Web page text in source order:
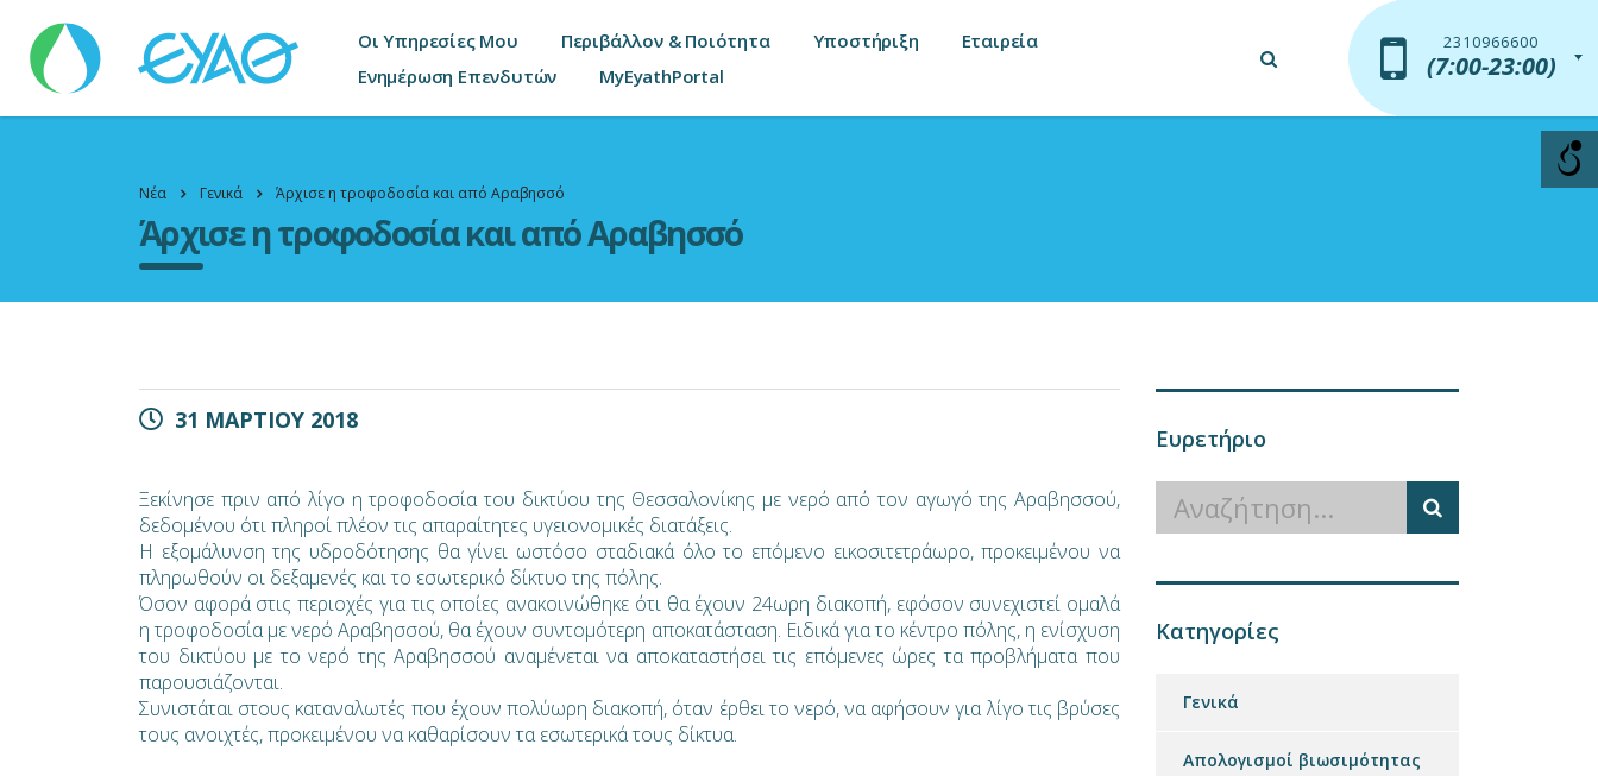
Οι Υπηρεσίες Μου Περιβάλλον & Ποιότητα Υποστήριξη
Εταιρεία
Ενημέρωση Επενδυτών
MyEyathPortal
2310966600
(7:00-23:00)
2310966600
(7:00-23:00)
Νέα Γενικά Άρχισε η τροφοδοσία και από Αραβησσό
Άρχισε η τροφοδοσία και από Αραβησσό
31 ΜΑΡΤΙΟΥ 2018
Ξεκίνησε πριν από λίγο η τροφοδοσία του δικτύου της Θεσσαλονίκης με νερό από τον αγωγό της Αραβησσού,
δεδομένου ότι πληροί πλέον τις απαραίτητες υγειονομικές διατάξεις.
Η εξομάλυνση της υδροδότησης θα γίνει ωστόσο σταδιακά όλο το επόμενο εικοσιτετράωρο, προκειμένου να
πληρωθούν οι δεξαμενές και το εσωτερικό δίκτυο της πόλης.
Όσον αφορά στις περιοχές για τις οποίες ανακοινώθηκε ότι θα έχουν 24ωρη διακοπή, εφόσον συνεχιστεί ομαλά
η τροφοδοσία με νερό Αραβησσού, θα έχουν συντομότερη αποκατάσταση. Ειδικά για το κέντρο πόλης, η ενίσχυση
του δικτύου με το νερό της Αραβησσού αναμένεται να αποκαταστήσει τις επόμενες ώρες τα προβλήματα που
παρουσιάζονται.
Συνιστάται στους καταναλωτές που έχουν πολύωρη διακοπή, όταν έρθει το νερό, να αφήσουν για λίγο τις βρύσες
τους ανοιχτές, προκειμένου να καθαρίσουν τα εσωτερικά τους δίκτυα.
Ευρετήριο
Κατηγορίες
Γενικά
Απολογισμοί βιωσιμότητας